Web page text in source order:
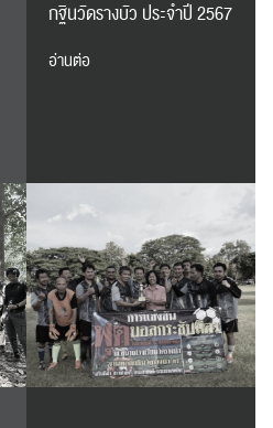
กฐินวัดรางบัว ประจำปี 2567
อ่านต่อ